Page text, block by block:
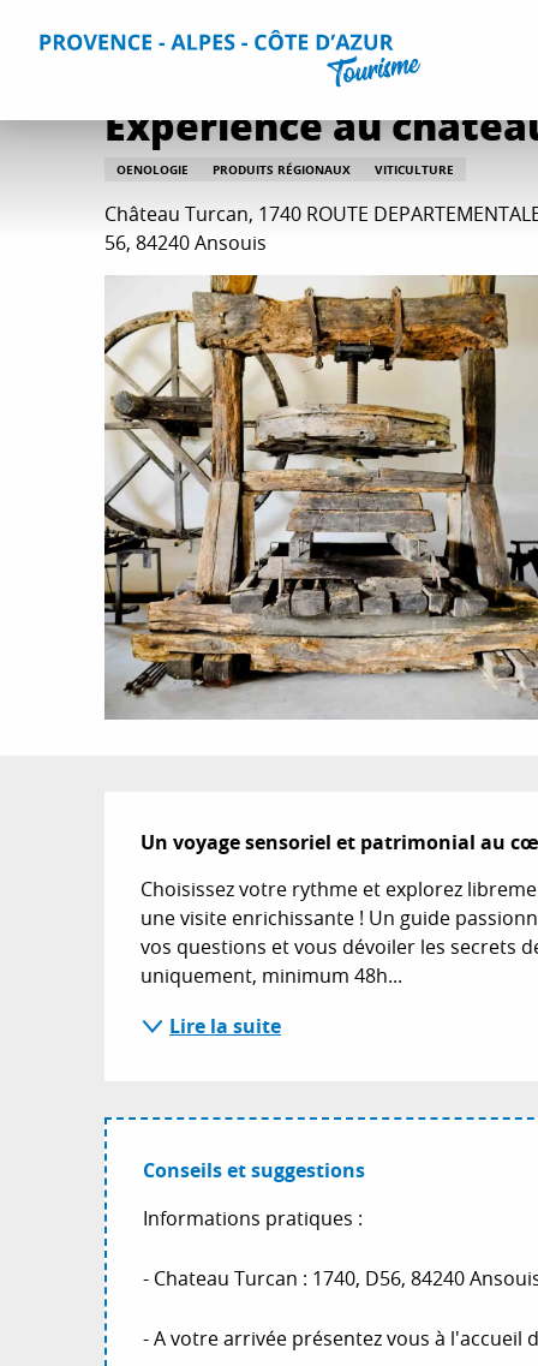
Accueil Que faire ? Toutes les activités
Expérience au
OENOLOGIE PRODUITS RÉGIONAUX VITICULTURE
Château Turcan, 1740 ROUTE
56, 84240 Ansouis
Description
Un voyage sensoriel et patrimonial au
Choisissez votre rythme et explorez
une visite enrichissante ! Un guide
vos questions et vous dévoiler les secrets
uniquement, minimum 48h...
Lire la suite
Conseils et suggestions
Informations pratiques :
- Chateau Turcan : 1740, D56, 84240
- A votre arrivée présentez vous à l'accueil